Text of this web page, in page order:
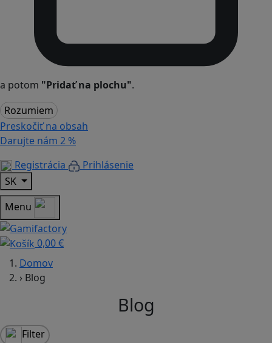
a potom "Pridať na plochu".
Rozumiem
Preskočiť na obsah
Darujte nám 2 %
Registrácia
Prihlásenie
SK
Menu
0,00 €
Domov
› Blog
Blog
Filter